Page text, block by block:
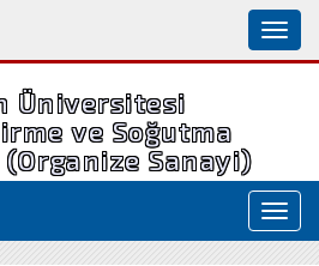
Harran Üniversitesi
ve Soğutma
Sanayi)